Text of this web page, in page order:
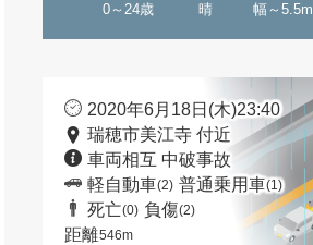
0～24歳 晴 幅～5.5m
2020年6月18日(木)23:40
瑞穂市美江寺 付近
車両相互 中破事故
軽自動車(2) 普通乗用車(1)
死亡(0) 負傷(2)
距離546m